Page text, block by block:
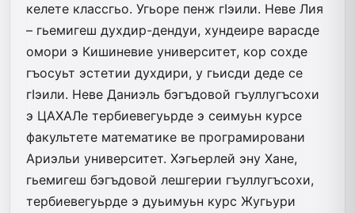
келете классгьо. Угьоре пенж гIэили. Неве Лия
– гьемигеш духдир-дендуи, хундеире варасде
омори э Кишиневие университет, кор сохде
гъосуьт эстетии духдири, у гьисди деде се
гIэили. Неве Даниэль бэгъдовой гъуллугъсохи
э ЦАХАЛе тербиевегуьрде э сеимуьн курсе
факультете математике ве програмировани
Ариэльи университет. Хэгьерлей эну Хане,
гьемигеш бэгъдовой лешгерии гъуллугъсохи,
тербиевегуьрде э дуьимуьн курс Жугьури